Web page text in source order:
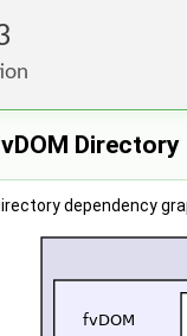
FoundationDirectory
dependency